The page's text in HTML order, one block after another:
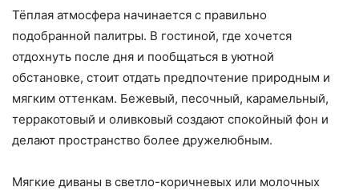
Тёплая атмосфера начинается с правильно
подобранной палитры. В гостиной, где хочется
отдохнуть после дня и пообщаться в уютной
обстановке, стоит отдать предпочтение природным и
мягким оттенкам. Бежевый, песочный, карамельный,
терракотовый и оливковый создают спокойный фон и
делают пространство более дружелюбным.
Мягкие диваны в светло-коричневых или молочных